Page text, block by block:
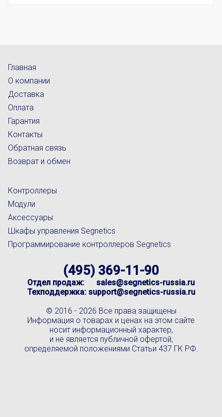
Главная
О компании
Доставка
Оплата
Гарантия
Контакты
Обратная связь
Возврат и обмен
Контроллеры
Модули
Аксессуары
Шкафы управления Segnetics
Программирование контроллеров Segnetics
(495) 369-11-90
Отдел продаж: sales@segnetics-russia.ru
Техподдержка: support@segnetics-russia.ru
© 2016 - 2026 Все права защищены
Информация о товарах и ценах на этом сайте
носит информационный характер,
и не является публичной офертой,
определяемой положениями Статьи 437 ГК РФ.